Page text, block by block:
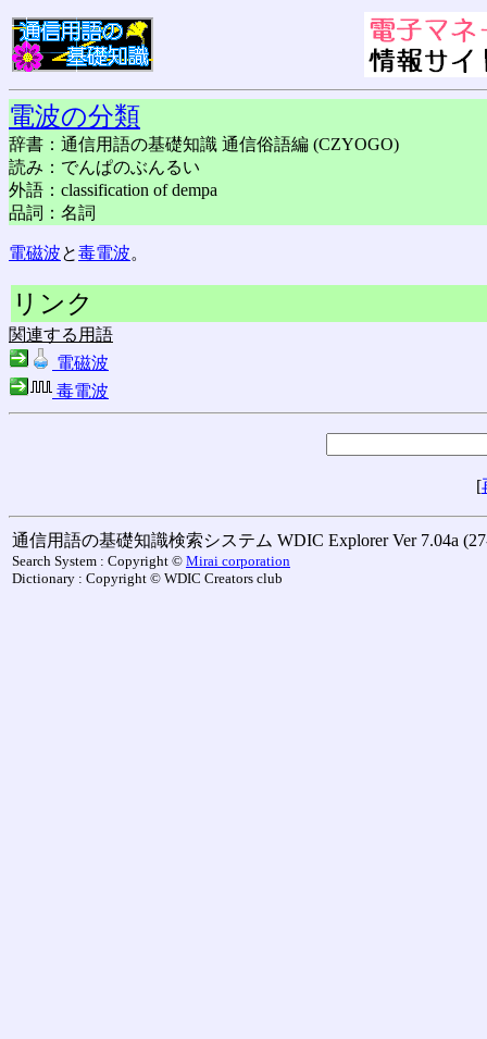
電波の分類
辞書：通信用語の基礎知識 通信俗語編 (CZYOGO)
読み：でんぱのぶんるい
外語：classification of dempa
品詞：名詞
電磁波と毒電波。
リンク
関連する用語
電磁波
毒電波
[
通信用語の基礎知識検索システム WDIC Explorer Ver 7.04a
Search System : Copyright © Mirai corporation
Dictionary : Copyright © WDIC Creators club